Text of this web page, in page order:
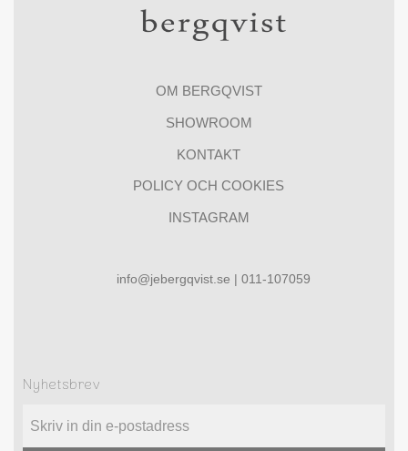
OM BERGQVIST
SHOWROOM
KONTAKT
POLICY OCH COOKIES
INSTAGRAM
info@jebergqvist.se | 011-107059
Nyhetsbrev